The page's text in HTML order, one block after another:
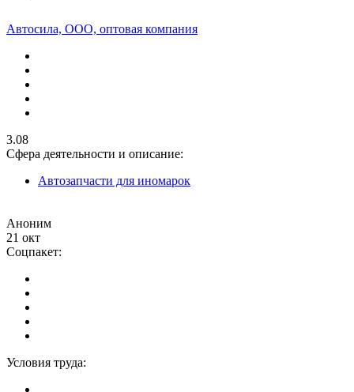
Автосила, ООО, оптовая компания
3.08
Сфера деятельности и описание:
Автозапчасти для иномарок
Аноним
21 окт
Соцпакет:
Условия труда: